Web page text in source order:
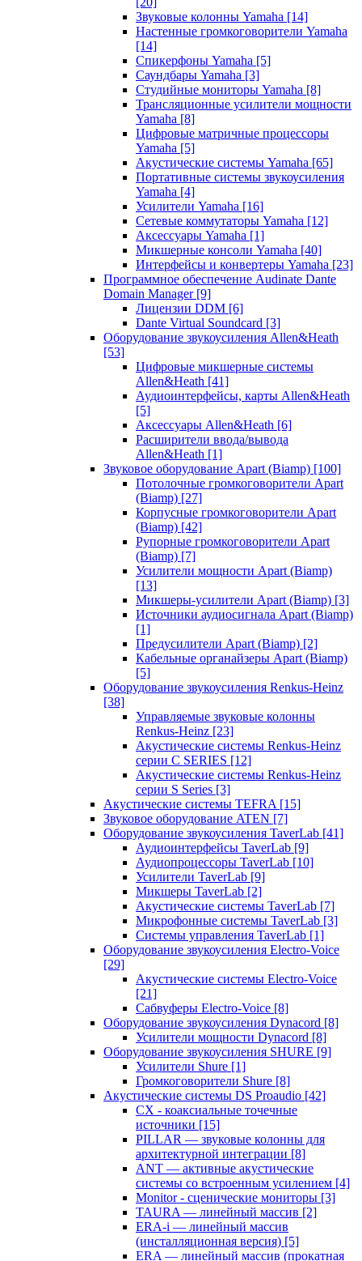
Звуковые колонны Yamaha [14]
Настенные громкоговорители Yamaha
[14]
Спикерфоны Yamaha [5]
Саундбары Yamaha [3]
Студийные мониторы Yamaha [8]
Трансляционные усилители мощности
Yamaha [8]
Цифровые матричные процессоры
Yamaha [5]
Акустические системы Yamaha [65]
Портативные системы звукоусиления
Yamaha [4]
Усилители Yamaha [16]
Сетевые коммутаторы Yamaha [12]
Аксессуары Yamaha [1]
Микшерные консоли Yamaha [40]
Интерфейсы и конвертеры Yamaha [23]
Программное обеспечение Audinate Dante
Domain Manager [9]
Лицензии DDM [6]
Dante Virtual Soundcard [3]
Оборудование звукоусиления Allen&Heath
[53]
Цифровые микшерные системы
Allen&Heath [41]
Аудиоинтерфейсы, карты Allen&Heath
[5]
Аксессуары Allen&Heath [6]
Расширители ввода/вывода
Allen&Heath [1]
Звуковое оборудование Apart (Biamp) [100]
Потолочные громкоговорители Apart
(Biamp) [27]
Корпусные громкоговорители Apart
(Biamp) [42]
Рупорные громкоговорители Apart
(Biamp) [7]
Усилители мощности Apart (Biamp)
[13]
Микшеры-усилители Apart (Biamp) [3]
Источники аудиосигнала Apart (Biamp)
[1]
Предусилители Apart (Biamp) [2]
Кабельные органайзеры Apart (Biamp)
[5]
Оборудование звукоусиления Renkus-Heinz
[38]
Управляемые звуковые колонны
Renkus-Heinz [23]
Акустические системы Renkus-Heinz
серии C SERIES [12]
Акустические системы Renkus-Heinz
серии S Series [3]
Акустические системы TEFRA [15]
Звуковое оборудование ATEN [7]
Оборудование звукоусиления TaverLab [41]
Аудиоинтерфейсы TaverLab [9]
Аудиопроцессоры TaverLab [10]
Усилители TaverLab [9]
Микшеры TaverLab [2]
Акустические системы TaverLab [7]
Микрофонные системы TaverLab [3]
Системы управления TaverLab [1]
Оборудование звукоусиления Electro-Voice
[29]
Акустические системы Electro-Voice
[21]
Сабвуферы Electro-Voice [8]
Оборудование звукоусиления Dynacord [8]
Усилители мощности Dynacord [8]
Оборудование звукоусиления SHURE [9]
Усилители Shure [1]
Громкоговорители Shure [8]
Акустические системы DS Proaudio [42]
CX - коаксиальные точечные
источники [15]
PILLAR — звуковые колонны для
архитектурной интеграции [8]
ANT — активные акустические
системы со встроенным усилением [4]
Monitor - сценические мониторы [3]
TAURA — линейный массив [2]
ERA-i — линейный массив
(инсталляционная версия) [5]
ERA — линейный массив (прокатная